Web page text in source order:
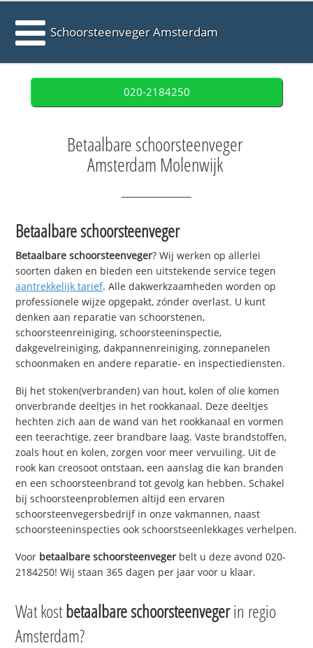
Schoorsteenveger Amsterdam
020-2184250
Betaalbare schoorsteenveger
Amsterdam Molenwijk
Betaalbare schoorsteenveger
Betaalbare schoorsteenveger? Wij werken op allerlei
soorten daken en bieden een uitstekende service tegen
aantrekkelijk tarief. Alle dakwerkzaamheden worden op
professionele wijze opgepakt, zónder overlast. U kunt
denken aan reparatie van schoorstenen,
schoorsteenreiniging, schoorsteeninspectie,
dakgevelreiniging, dakpannenreiniging, zonnepanelen
schoonmaken en andere reparatie- en inspectiediensten.
Bij het stoken(verbranden) van hout, kolen of olie komen
onverbrande deeltjes in het rookkanaal. Deze deeltjes
hechten zich aan de wand van het rookkanaal en vormen
een teerachtige, zeer brandbare laag. Vaste brandstoffen,
zoals hout en kolen, zorgen voor meer vervuiling. Uit de
rook kan creosoot ontstaan, een aanslag die kan branden
en een schoorsteenbrand tot gevolg kan hebben. Schakel
bij schoorsteenproblemen altijd een ervaren
schoorsteenvegersbedrijf in onze vakmannen, naast
schoorsteeninspecties ook schoorstseenlekkages verhelpen.
Voor betaalbare schoorsteenveger belt u deze avond 020-
2184250! Wij staan 365 dagen per jaar voor u klaar.
Wat kostbetaalbare schoorsteenvegerin regio
Amsterdam?